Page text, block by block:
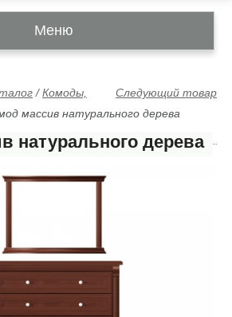
Меню
Следующий товар
/Комоды,
массив натурального дерева
натурального дерева